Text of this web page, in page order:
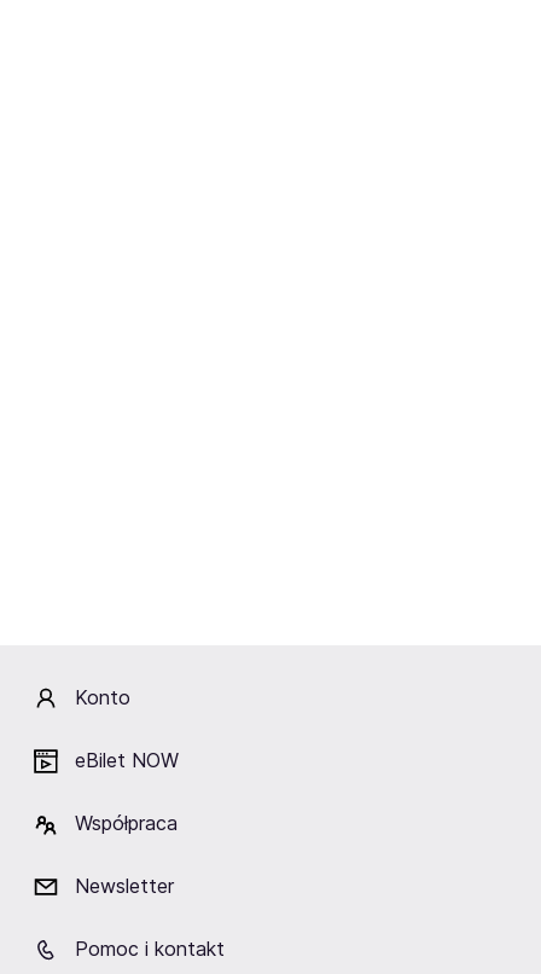
Konto
eBilet NOW
Współpraca
Newsletter
Pomoc i kontakt
mogliśmy usłyszeć efekty jego kolaboracji z takimi
Destroy Lonely - we współpracy artystów powstał
SoFaygo - we współpracy artystów powstał utwór "Hell
Yeah",
"Hardy Boys",
Homixide Gang - we współpracy artystów powstał